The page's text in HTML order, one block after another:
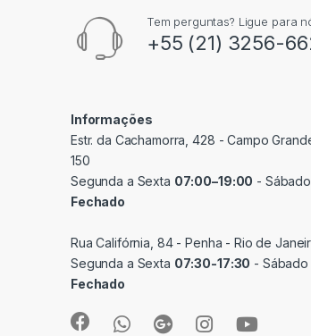
Tem perguntas? Ligue para
+55 (21) 3256-
Informações
Estr. da Cachamorra, 428 - Campo
150
Segunda a Sexta 07:00–19:00 - Sábado
Fechado
Rua Califórnia, 84 - Penha - Rio de
Segunda a Sexta 07:30-17:30 - Sábado
Fechado